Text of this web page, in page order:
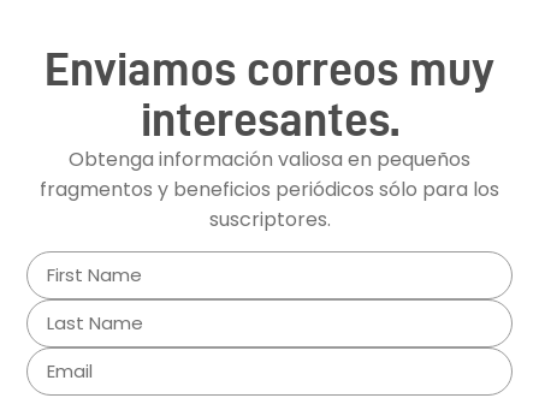
Enviamos correos muy
interesantes.
Obtenga información valiosa en pequeños
fragmentos y beneficios periódicos sólo para los
suscriptores.